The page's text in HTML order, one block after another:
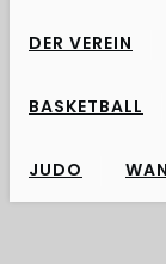
DER VEREIN
BASKETBALL
JUDO